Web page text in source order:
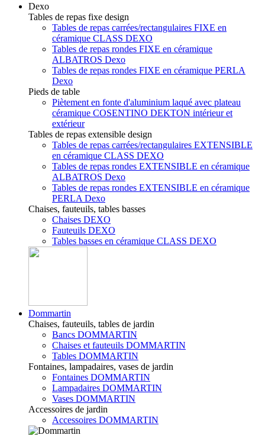
Dexo
Tables de repas fixe design
Tables de repas carrées/rectangulaires FIXE en
céramique CLASS DEXO
Tables de repas rondes FIXE en céramique
ALBATROS Dexo
Tables de repas rondes FIXE en céramique PERLA
Dexo
Pieds de table
Piètement en fonte d'aluminium laqué avec plateau
céramique COSENTINO DEKTON intérieur et
extérieur
Tables de repas extensible design
Tables de repas carrées/rectangulaires EXTENSIBLE
en céramique CLASS DEXO
Tables de repas rondes EXTENSIBLE en céramique
ALBATROS Dexo
Tables de repas rondes EXTENSIBLE en céramique
PERLA Dexo
Chaises, fauteuils, tables basses
Chaises DEXO
Fauteuils DEXO
Tables basses en céramique CLASS DEXO
Dommartin
Chaises, fauteuils, tables de jardin
Bancs DOMMARTIN
Chaises et fauteuils DOMMARTIN
Tables DOMMARTIN
Fontaines, lampadaires, vases de jardin
Fontaines DOMMARTIN
Lampadaires DOMMARTIN
Vases DOMMARTIN
Accessoires de jardin
Accessoires DOMMARTIN